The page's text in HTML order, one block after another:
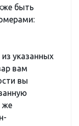
быть
указанных
вам
вы
же